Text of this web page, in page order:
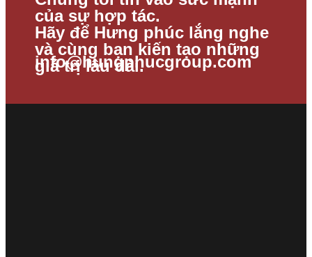
của sự hợp tác.
Hãy để Hưng phúc lắng nghe
và cùng bạn kiến tạo những
giá trị lâu dài.
info@hungphucgroup.com